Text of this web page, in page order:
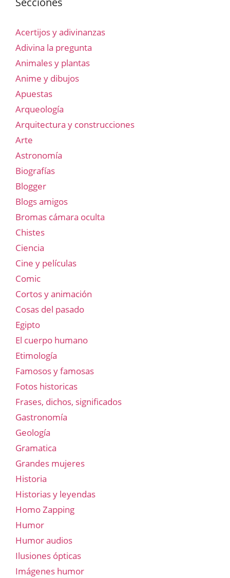
Acertijos y adivinanzas
Adivina la pregunta
Animales y plantas
Anime y dibujos
Apuestas
Arqueología
Arquitectura y construcciones
Arte
Astronomía
Biografías
Blogger
Blogs amigos
Bromas cámara oculta
Chistes
Ciencia
Cine y películas
Comic
Cortos y animación
Cosas del pasado
Egipto
El cuerpo humano
Etimología
Famosos y famosas
Fotos historicas
Frases, dichos, significados
Gastronomía
Geología
Gramatica
Grandes mujeres
Historia
Historias y leyendas
Homo Zapping
Humor
Humor audios
Ilusiones ópticas
Imágenes humor